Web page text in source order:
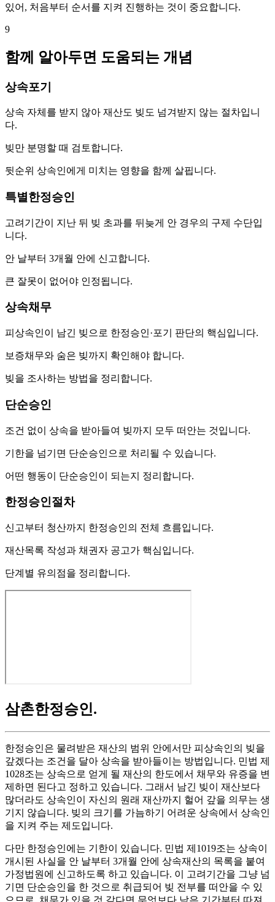
있어, 처음부터 순서를 지켜 진행하는 것이 중요합니다.
9
함께 알아두면 도움되는 개념
상속포기
상속 자체를 받지 않아 재산도 빚도 넘겨받지 않는 절차입니
다.
빚만 분명할 때 검토합니다.
뒷순위 상속인에게 미치는 영향을 함께 살핍니다.
특별한정승인
고려기간이 지난 뒤 빚 초과를 뒤늦게 안 경우의 구제 수단입
니다.
안 날부터 3개월 안에 신고합니다.
큰 잘못이 없어야 인정됩니다.
상속채무
피상속인이 남긴 빚으로 한정승인·포기 판단의 핵심입니다.
보증채무와 숨은 빚까지 확인해야 합니다.
빚을 조사하는 방법을 정리합니다.
단순승인
조건 없이 상속을 받아들여 빚까지 모두 떠안는 것입니다.
기한을 넘기면 단순승인으로 처리될 수 있습니다.
어떤 행동이 단순승인이 되는지 정리합니다.
한정승인절차
신고부터 청산까지 한정승인의 전체 흐름입니다.
재산목록 작성과 채권자 공고가 핵심입니다.
단계별 유의점을 정리합니다.
삼촌한정승인.
한정승인은 물려받은 재산의 범위 안에서만 피상속인의 빚을
갚겠다는 조건을 달아 상속을 받아들이는 방법입니다. 민법 제
1028조는 상속으로 얻게 될 재산의 한도에서 채무와 유증을 변
제하면 된다고 정하고 있습니다. 그래서 남긴 빚이 재산보다
많더라도 상속인이 자신의 원래 재산까지 헐어 갚을 의무는 생
기지 않습니다. 빚의 크기를 가늠하기 어려운 상속에서 상속인
을 지켜 주는 제도입니다.
다만 한정승인에는 기한이 있습니다. 민법 제1019조는 상속이
개시된 사실을 안 날부터 3개월 안에 상속재산의 목록을 붙여
가정법원에 신고하도록 하고 있습니다. 이 고려기간을 그냥 넘
기면 단순승인을 한 것으로 취급되어 빚 전부를 떠안을 수 있
으므로, 채무가 있을 것 같다면 무엇보다 남은 기간부터 따져